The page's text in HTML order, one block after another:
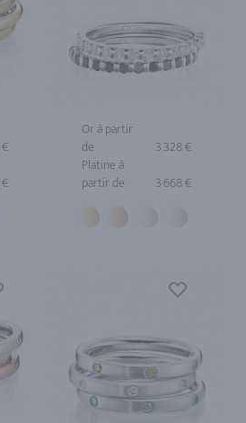
Or à partir
de
3 328 €
Platine à
partir de
3 668 €